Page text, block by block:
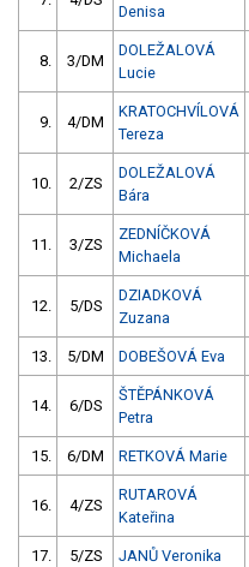
Denisa
8. 3/DM
DOLEŽALOVÁ
Lucie
9. 4/DM
KRATOCHVÍLOVÁ
Tereza
10. 2/ZS
DOLEŽALOVÁ
Bára
11. 3/ZS
ZEDNÍČKOVÁ
Michaela
12. 5/DS
DZIADKOVÁ
Zuzana
13. 5/DM DOBEŠOVÁ Eva
14. 6/DS
ŠTĚPÁNKOVÁ
Petra
15. 6/DM RETKOVÁ Marie
16. 4/ZS
RUTAROVÁ
Kateřina
17. 5/ZS JANŮ Veronika